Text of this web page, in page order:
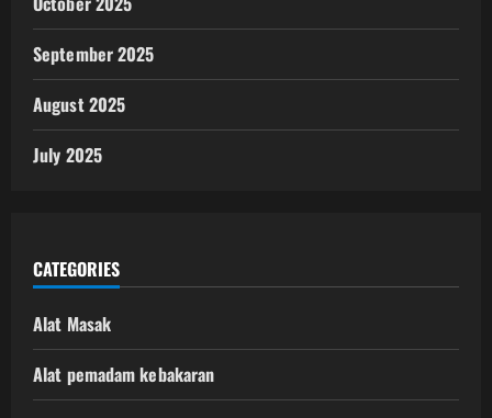
September 2025
August 2025
July 2025
CATEGORIES
Alat Masak
Alat pemadam kebakaran